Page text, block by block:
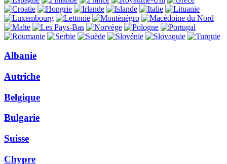
Albanie
Autriche
Belgique
Bulgarie
Suisse
Chypre